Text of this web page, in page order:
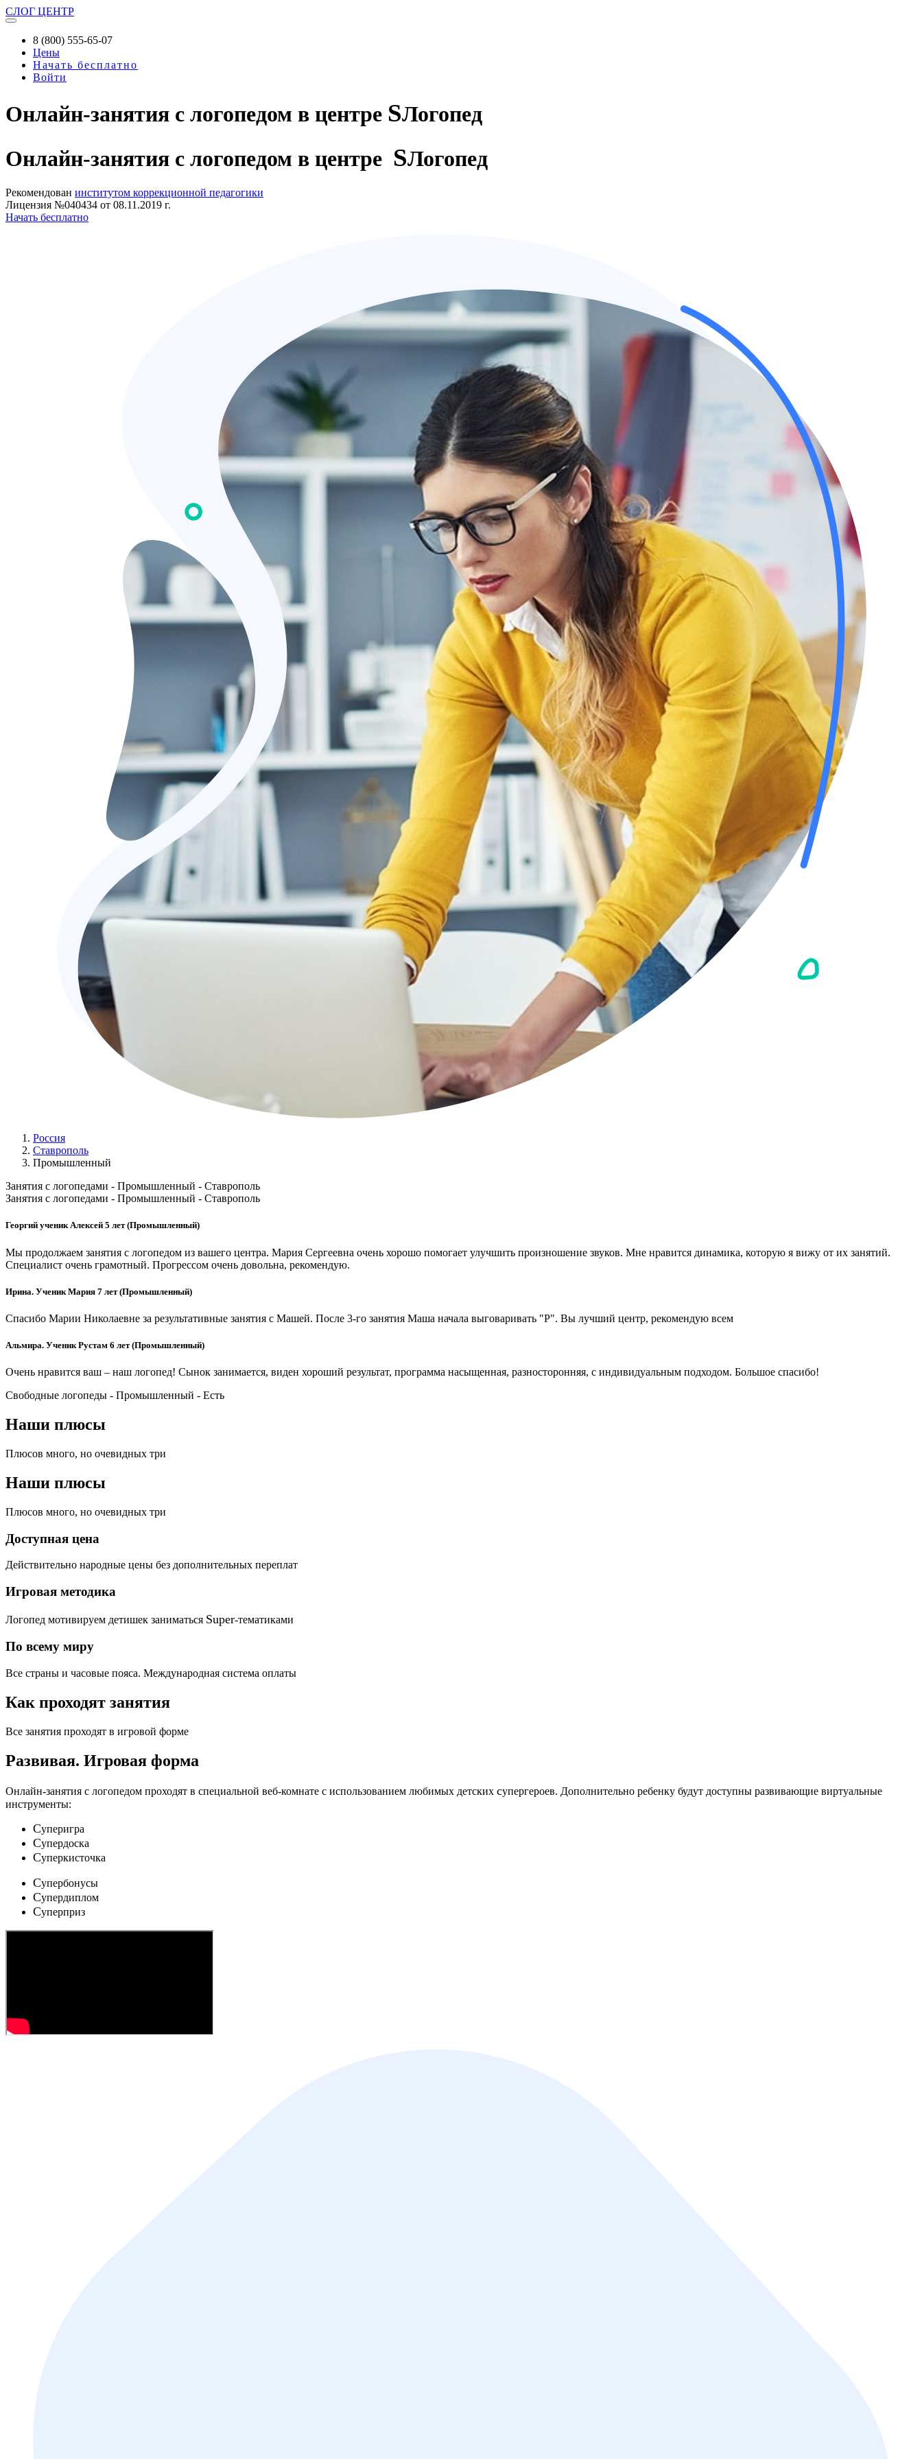
СЛОГ ЦЕНТР
8 (800) 555-65-07
Цены
Начать бесплатно
Войти
Онлайн-занятия с логопедом в центре SЛогопед
Онлайн-занятия с логопедом в центре SЛогопед
Рекомендован институтом коррекционной педагогики
Лицензия №040434 от 08.11.2019 г.
Начать бесплатно
Россия
Ставрополь
Промышленный
Занятия с логопедами - Промышленный - Ставрополь
Занятия с логопедами - Промышленный - Ставрополь
Георгий ученик Алексей 5 лет (Промышленный)
Мы продолжаем занятия с логопедом из вашего центра. Мария Сергеевна очень хорошо помогает улучшить произношение звуков. Мне нравится динамика, которую я вижу от их занятий.
Специалист очень грамотный. Прогрессом очень довольна, рекомендую.
Ирина. Ученик Мария 7 лет (Промышленный)
Спасибо Марии Николаевне за результативные занятия с Машей. После 3-го занятия Маша начала выговаривать "Р". Вы лучший центр, рекомендую всем
Альмира. Ученик Рустам 6 лет (Промышленный)
Очень нравится ваш – наш логопед! Сынок занимается, виден хороший результат, программа насыщенная, разносторонняя, с индивидуальным подходом. Большое спасибо!
Свободные логопеды - Промышленный - Есть
Наши плюсы
Плюсов много, но очевидных три
Наши плюсы
Плюсов много, но очевидных три
Доступная цена
Действительно народные цены без дополнительных переплат
Игровая методика
Логопед мотивируем детишек заниматься Super-тематиками
По всему миру
Все страны и часовые пояса. Международная система оплаты
Как проходят занятия
Все занятия проходят в игровой форме
Развивая. Игровая форма
Онлайн-занятия с логопедом проходят в специальной веб-комнате с использованием любимых детских cупергероев. Дополнительно ребенку будут доступны развивающие виртуальные
инструменты:
Cуперигра
Cупердоска
Cуперкисточка
Cупербонусы
Cупердиплом
Cуперприз